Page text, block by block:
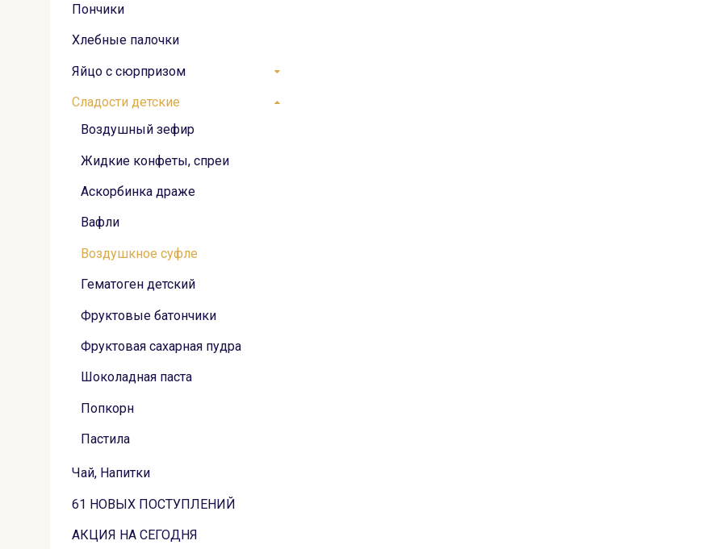
Пончики
Хлебные палочки
Яйцо с сюрпризом
Сладости детские
Воздушный зефир
Жидкие конфеты, спреи
Аскорбинка драже
Вафли
Воздушкное суфле
Гематоген детский
Фруктовые батончики
Фруктовая сахарная пудра
Шоколадная паста
Попкорн
Пастила
Чай, Напитки
61 НОВЫХ ПОСТУПЛЕНИЙ
АКЦИЯ НА СЕГОДНЯ